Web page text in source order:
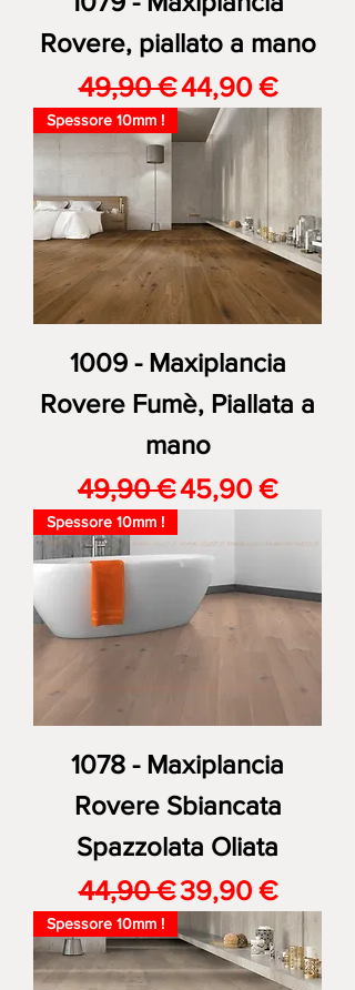
Rovere, piallato a mano
Prezzo regolare
49,90 €Prezzo
44,90 €
Spessore 10mm !
1009 - Maxiplancia
Rovere Fumè, Piallata a
mano
Prezzo regolare
49,90 €Prezzo scontato
45,90 €
Spessore 10mm !
1078 - Maxiplancia
Rovere Sbiancata
Spazzolata Oliata
Prezzo regolare
44,90 €Prezzo scontato
39,90 €
Spessore 10mm !